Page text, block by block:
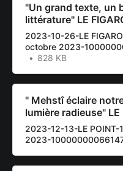
"Un grand texte, un
littérature" LE
2023-10-26-LE
octobre 2023-
828 KB
" Mehstî éclaire
lumière radieuse" LE
2023-12-13-LE POINT-
2023-